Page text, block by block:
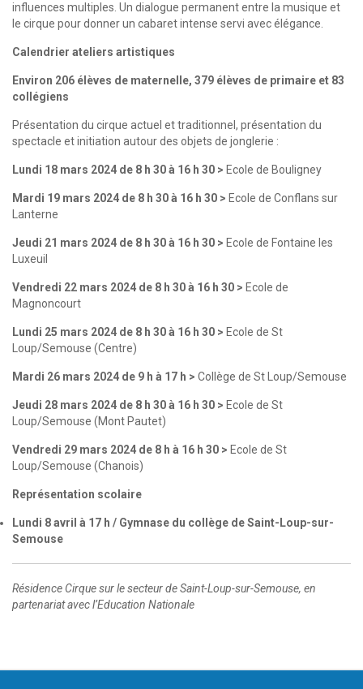
influences multiples. Un dialogue permanent entre la musique et
le cirque pour donner un cabaret intense servi avec élégance.
Calendrier ateliers artistiques
Environ 206 élèves de maternelle, 379 élèves de primaire et 83
collégiens
Présentation du cirque actuel et traditionnel, présentation du
spectacle et initiation autour des objets de jonglerie :
Lundi 18 mars 2024 de 8 h 30 à 16 h 30 > Ecole de Bouligney
Mardi 19 mars 2024 de 8 h 30 à 16 h 30 > Ecole de Conflans sur
Lanterne
Jeudi 21 mars 2024 de 8 h 30 à 16 h 30 > Ecole de Fontaine les
Luxeuil
Vendredi 22 mars 2024 de 8 h 30 à 16 h 30 > Ecole de
Magnoncourt
Lundi 25 mars 2024 de 8 h 30 à 16 h 30 > Ecole de St
Loup/Semouse (Centre)
Mardi 26 mars 2024 de 9 h à 17 h > Collège de St Loup/Semouse
Jeudi 28 mars 2024 de 8 h 30 à 16 h 30 > Ecole de St
Loup/Semouse (Mont Pautet)
Vendredi 29 mars 2024 de 8 h à 16 h 30 > Ecole de St
Loup/Semouse (Chanois)
Représentation scolaire
Lundi 8 avril à 17 h / Gymnase du collège de Saint-Loup-sur-
Semouse
Résidence Cirque sur le secteur de Saint-Loup-sur-Semouse, en
partenariat avec l’Education Nationale